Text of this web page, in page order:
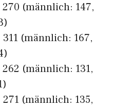
270 (männlich: 147,
311 (männlich: 167,
262 (männlich: 131,
271 (männlich: 135,